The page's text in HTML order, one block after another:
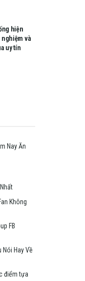
hiện
và
uy tín
Nay Ăn
Không
FB
Nói Hay Về
điểm tựa